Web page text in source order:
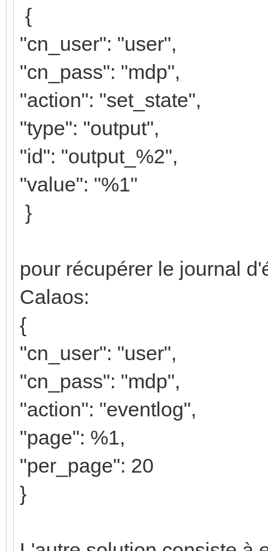
{
"cn_user": "user",
"cn_pass": "mdp",
"action": "set_state",
"type": "output",
"id": "output_%2",
"value": "%1"
}
pour récupérer le journal
Calaos:
{
"cn_user": "user",
"cn_pass": "mdp",
"action": "eventlog",
"page": %1,
"per_page": 20
}